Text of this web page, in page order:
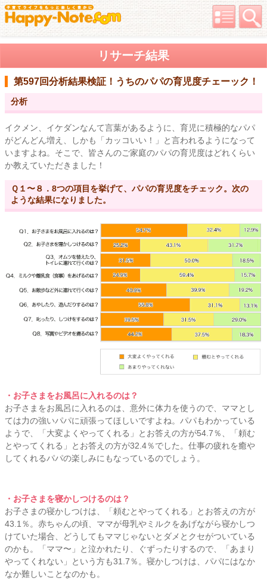
リサーチ結果
第597回分析結果検証！うちのパパの育児度チェーック！
分析
イクメン、イケダンなんて言葉があるように、育児に積極的なパパ
がどんどん増え、しかも「カッコいい！」と言われるようになって
いますよね。そこで、皆さんのご家庭のパパの育児度はどれくらい
か教えていただきました！
Ｑ１〜８．8つの項目を挙げて、パパの育児度をチェック。次の
ような結果になりました。
・お子さまをお風呂に入れるのは？
お子さまをお風呂に入れるのは、意外に体力を使うので、ママとし
ては力の強いパパに頑張ってほしいですよね。パパもわかっている
ようで、「大変よくやってくれる」とお答えの方が54.7％、「頼む
とやってくれる」とお答えの方が32.4％でした。仕事の疲れを癒や
してくれるパパの楽しみにもなっているのでしょう。
・お子さまを寝かしつけるのは？
お子さまの寝かしつけは、「頼むとやってくれる」とお答えの方が
43.1％。赤ちゃんの頃、ママが母乳やミルクをあげながら寝かしつ
けていた場合、どうしてもママじゃないとダメとクセがついている
のかも。「ママ〜」と泣かれたり、ぐずったりするので、「あまり
やってくれない」という方も31.7％。寝かしつけは、パパにはなか
なか難しいことなのかも。